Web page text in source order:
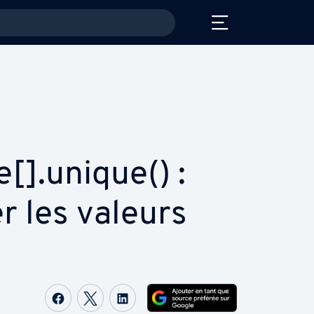
:
les valeurs
Partager sur Facebook
Partager sur Twitter
Partager sur LinkedIn